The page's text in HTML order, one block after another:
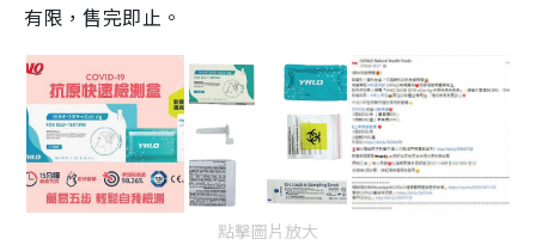
有限，售完即止。
點擊圖片放大